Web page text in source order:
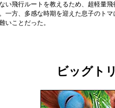
い飛行ルートを教えるため、超軽量
一方、多感な時期を迎えた息子のト
いことだった。
ビッグト